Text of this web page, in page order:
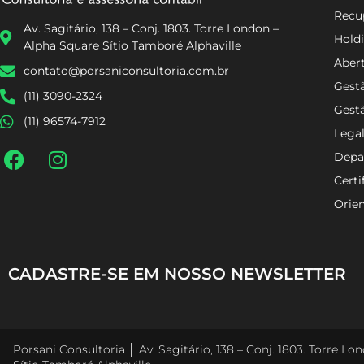
Av. Sagitário, 138 – Conj. 1803. Torre London –
Alpha Square Sítio Tamboré Alphaville
contato@porsaniconsultoria.com.br
(11) 3090-2324
(11) 96574-7912
CADASTRE-SE EM NOSSO NEWSLETTER
Porsani Consultoria │ Av. Sagitário, 138 – Conj. 1803. Torre